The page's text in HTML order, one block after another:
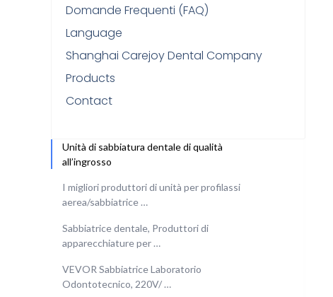
Domande Frequenti (FAQ)
Language
Shanghai Carejoy Dental Company
Products
Contact
Unità di sabbiatura dentale di qualità
all’ingrosso
I migliori produttori di unità per profilassi
aerea/sabbiatrice …
Sabbiatrice dentale, Produttori di
apparecchiature per …
VEVOR Sabbiatrice Laboratorio
Odontotecnico, 220V/ …